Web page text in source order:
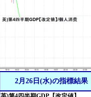
2月26日(水)の指標結果